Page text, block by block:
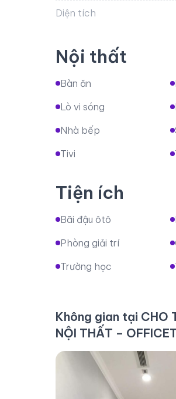
Diện tích
Nội thất
Bàn ăn
Lò vi sóng
Nhà bếp
Tivi
Tiện ích
Bãi đậu ôtô
Phòng giải trí
Trường học
Không gian tại CHO
NỘI THẤT –